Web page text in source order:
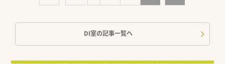
DI室の記事一覧へ